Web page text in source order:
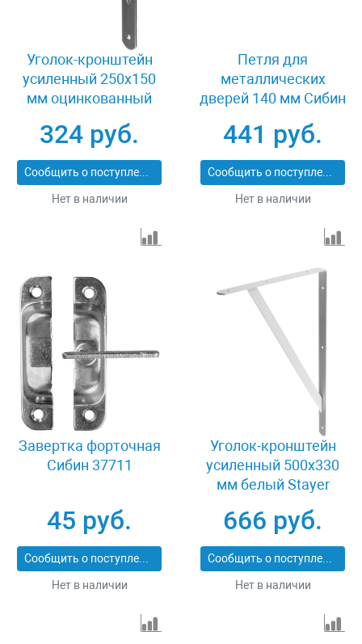
Уголок-кронштейн
усиленный 250х150
мм оцинкованный
324 руб.
Сообщить о поступлении
Нет в наличии
Петля для
металлических
дверей 140 мм Сибин
441 руб.
Сообщить о поступлении
Нет в наличии
Завертка форточная
Сибин 37711
45 руб.
Сообщить о поступлении
Нет в наличии
Уголок-кронштейн
усиленный 500х330
мм белый Stayer
666 руб.
Сообщить о поступлении
Нет в наличии